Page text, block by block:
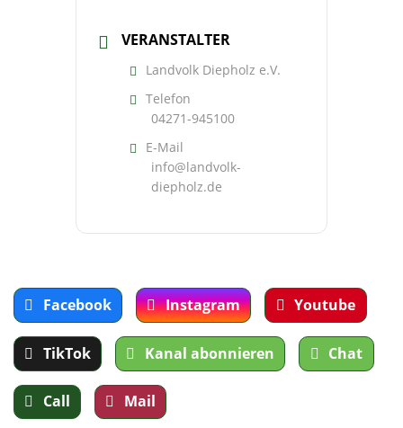
VERANSTALTER
Landvolk Diepholz e.V.
Telefon
04271-945100
E-Mail
info@landvolk-
diepholz.de
Facebook Instagram Youtube
TikTok Kanal abonnieren Chat
Call Mail